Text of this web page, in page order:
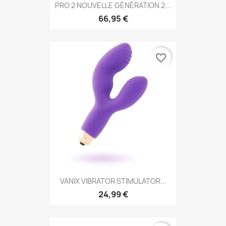
PRO 2 NOUVELLE GÉNÉRATION 2...
66,95 €
VANIX VIBRATOR STIMULATOR...
24,99 €
favorite_border